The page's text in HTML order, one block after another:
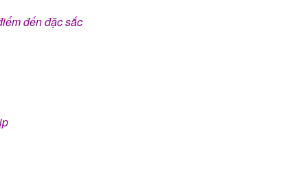
đến đặc sắc